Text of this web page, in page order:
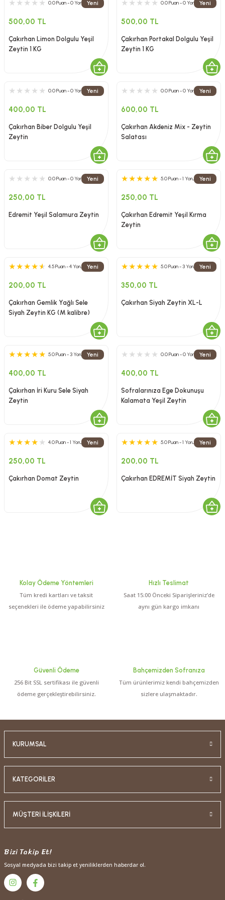
Yeni
0.0 Puan - 0 Yorum
500,00 TL
Çakırhan Limon Dolgulu Yeşil
Zeytin 1 KG
Yeni
0.0 Puan - 0 Yorum
500,00 TL
Çakırhan Portakal Dolgulu Yeşil
Zeytin 1 KG
Yeni
0.0 Puan - 0 Yorum
400,00 TL
Çakırhan Biber Dolgulu Yeşil
Zeytin
Yeni
0.0 Puan - 0 Yorum
600,00 TL
Çakırhan Akdeniz Mix - Zeytin
Salatası
Yeni
0.0 Puan - 0 Yorum
250,00 TL
Edremit Yeşil Salamura Zeytin
Yeni
5.0 Puan - 1 Yorum
250,00 TL
Çakırhan Edremit Yeşil Kırma
Zeytin
Yeni
4.5 Puan - 4 Yorum
200,00 TL
Çakırhan Gemlik Yağlı Sele
Siyah Zeytin KG (M kalibre)
Yeni
5.0 Puan - 3 Yorum
350,00 TL
Çakırhan Siyah Zeytin XL-L
Yeni
5.0 Puan - 3 Yorum
400,00 TL
Çakırhan İri Kuru Sele Siyah
Zeytin
Yeni
0.0 Puan - 0 Yorum
400,00 TL
Sofralarınıza Ege Dokunuşu
Kalamata Yeşil Zeytin
Yeni
4.0 Puan - 1 Yorum
250,00 TL
Çakırhan Domat Zeytin
Yeni
5.0 Puan - 1 Yorum
200,00 TL
Çakırhan EDREMİT Siyah Zeytin
Kolay Ödeme Yöntemleri
Tüm kredi kartları ve taksit
seçenekleri ile ödeme yapabilirsiniz
Hızlı Teslimat
Saat 15:00 Önceki Siparişleriniz’de
aynı gün kargo imkanı
Güvenli Ödeme
256 Bit SSL sertifikası ile güvenli
ödeme gerçekleştirebilirsiniz.
Bahçemizden Sofranıza
Tüm ürünlerimiz kendi bahçemizden
sizlere ulaşmaktadır.
KURUMSAL
KATEGORİLER
MÜŞTERİ İLİŞKİLERİ
Bizi Takip Et!
Sosyal medyada bizi takip et yeniliklerden haberdar ol.